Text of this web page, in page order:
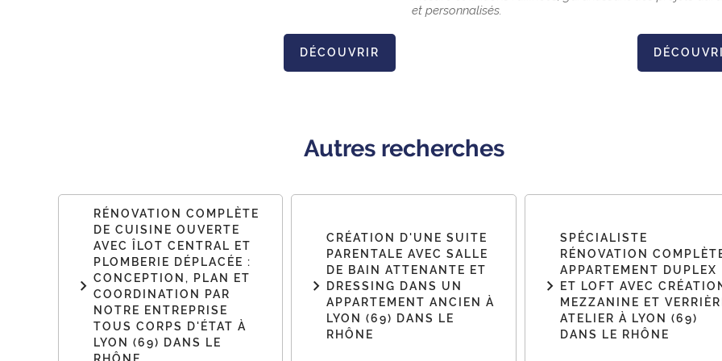
DÉCOUVRIR
et personnalisés.
Autres recherches
RÉNOVATION COMPLÈTE
DE CUISINE OUVERTE
AVEC ÎLOT CENTRAL ET
PLOMBERIE DÉPLACÉE :
CONCEPTION, PLAN ET
COORDINATION PAR
NOTRE ENTREPRISE
TOUS CORPS D'ÉTAT À
LYON (69) DANS LE
CRÉATION D'UNE SUITE
PARENTALE AVEC SALLE
DE BAIN ATTENANTE ET
DRESSING DANS UN
APPARTEMENT ANCIEN À
LYON (69) DANS LE
RHÔNE
SPÉCIALISTE
RÉNOVATION
APPARTEMENT DUPLEX
ET LOFT AVEC
MEZZANINE ET
ATELIER À LYON (69)
DANS LE RHÔNE